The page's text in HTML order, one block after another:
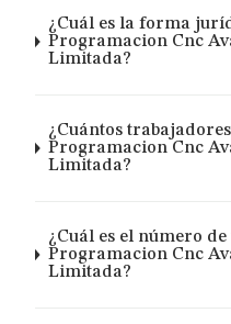
¿Cuál es la forma
Programacion Cnc
Limitada?
¿Cuántos
Programacion Cnc
Limitada?
¿Cuál es el número
Programacion Cnc
Limitada?